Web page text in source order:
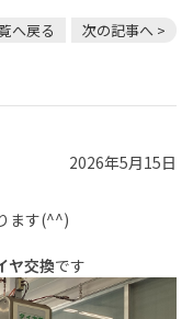
へ戻る 次の記事へ >
2026年5月15日
ます(^^)
ヤ交換です